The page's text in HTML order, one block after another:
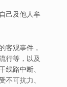
己及他人牟
客观事件，
行等，以及
线路中断、
不可抗力、